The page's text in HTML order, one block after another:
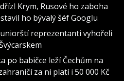
Krym, Rusové ho zaboha
ho bývalý šéf Googlu
reprezentanti vyhořeli
po babičce leží Čechům na
za ni platí i 50 000 Kč